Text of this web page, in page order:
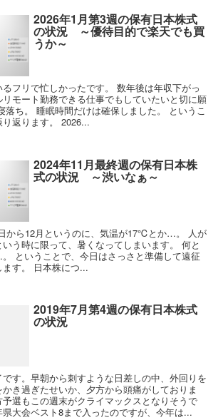
2026年1月第3週の保有日本株式
の状況 ～優待目的で楽天でも買
うか～
フリで忙しかったです。 数年後は年収下がっ
モート勤務できる仕事でもしていたいと切に願
落ち。 睡眠時間だけは確保しました。 というこ
返ります。 2026...
2024年11月最終週の保有日本株
式の状況 ～渋いなぁ～
から12月というのに、気温が17℃とか…。 人が
う時に限って、暑くなってしまいます。 何と
ということで、今日はさっさと準備して遠征
す。 日本株につ...
2019年7月第4週の保有日本株式
の状況
す。早朝から刺すような日差しの中、外回りを
き過ぎたせいか、夕方から頭痛がしておりま
選もこの週末がクライマックスとなりそうで
大会ベスト8まで入ったのですが、今年は...